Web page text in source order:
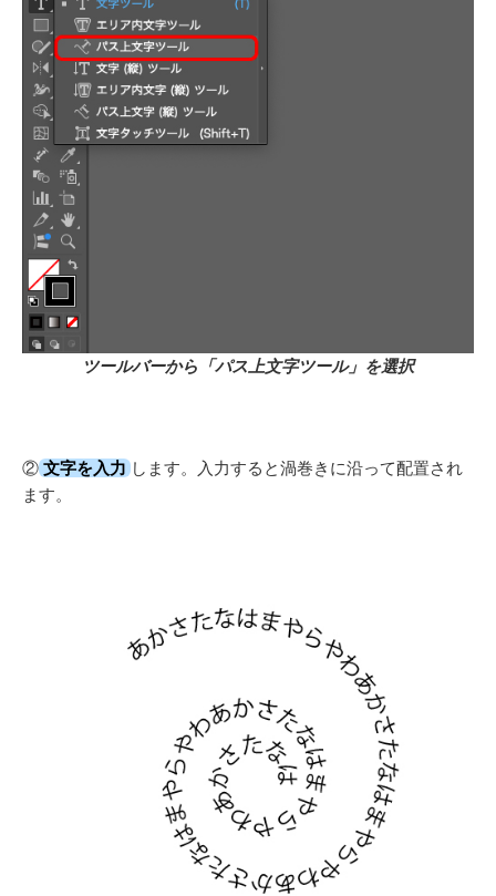
ツールバーから「パス上文字ツール」を選択
② 文字を入力 します。入力すると渦巻きに沿って配置され
ます。